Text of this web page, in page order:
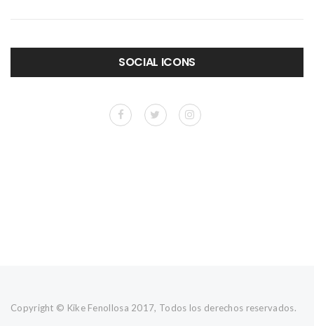
SOCIAL ICONS
Copyright © Kike Fenollosa 2017, Todos los derechos reservados.